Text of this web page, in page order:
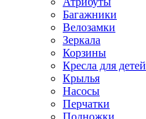
Багажники
Велозамки
Зеркала
Корзины
Кресла для детей
Крылья
Насосы
Перчатки
Подножки